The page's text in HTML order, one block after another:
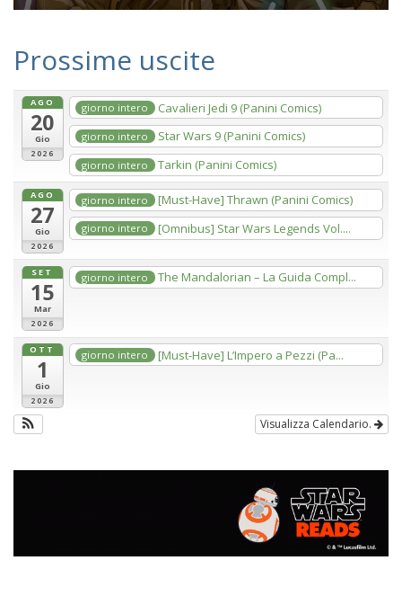
Prossime uscite
AGO
20
Gio
2026
giorno intero Cavalieri Jedi 9 (Panini Comics)
giorno intero Star Wars 9 (Panini Comics)
giorno intero Tarkin (Panini Comics)
AGO
27
Gio
2026
giorno intero [Must-Have] Thrawn (Panini Comics)
giorno intero [Omnibus] Star Wars Legends Vol....
SET
15
Mar
2026
giorno intero The Mandalorian – La Guida Compl...
OTT
1
Gio
2026
giorno intero [Must-Have] L’Impero a Pezzi (Pa...
Visualizza Calendario.